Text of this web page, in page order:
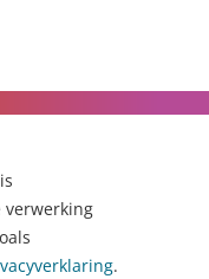
verwerking
.